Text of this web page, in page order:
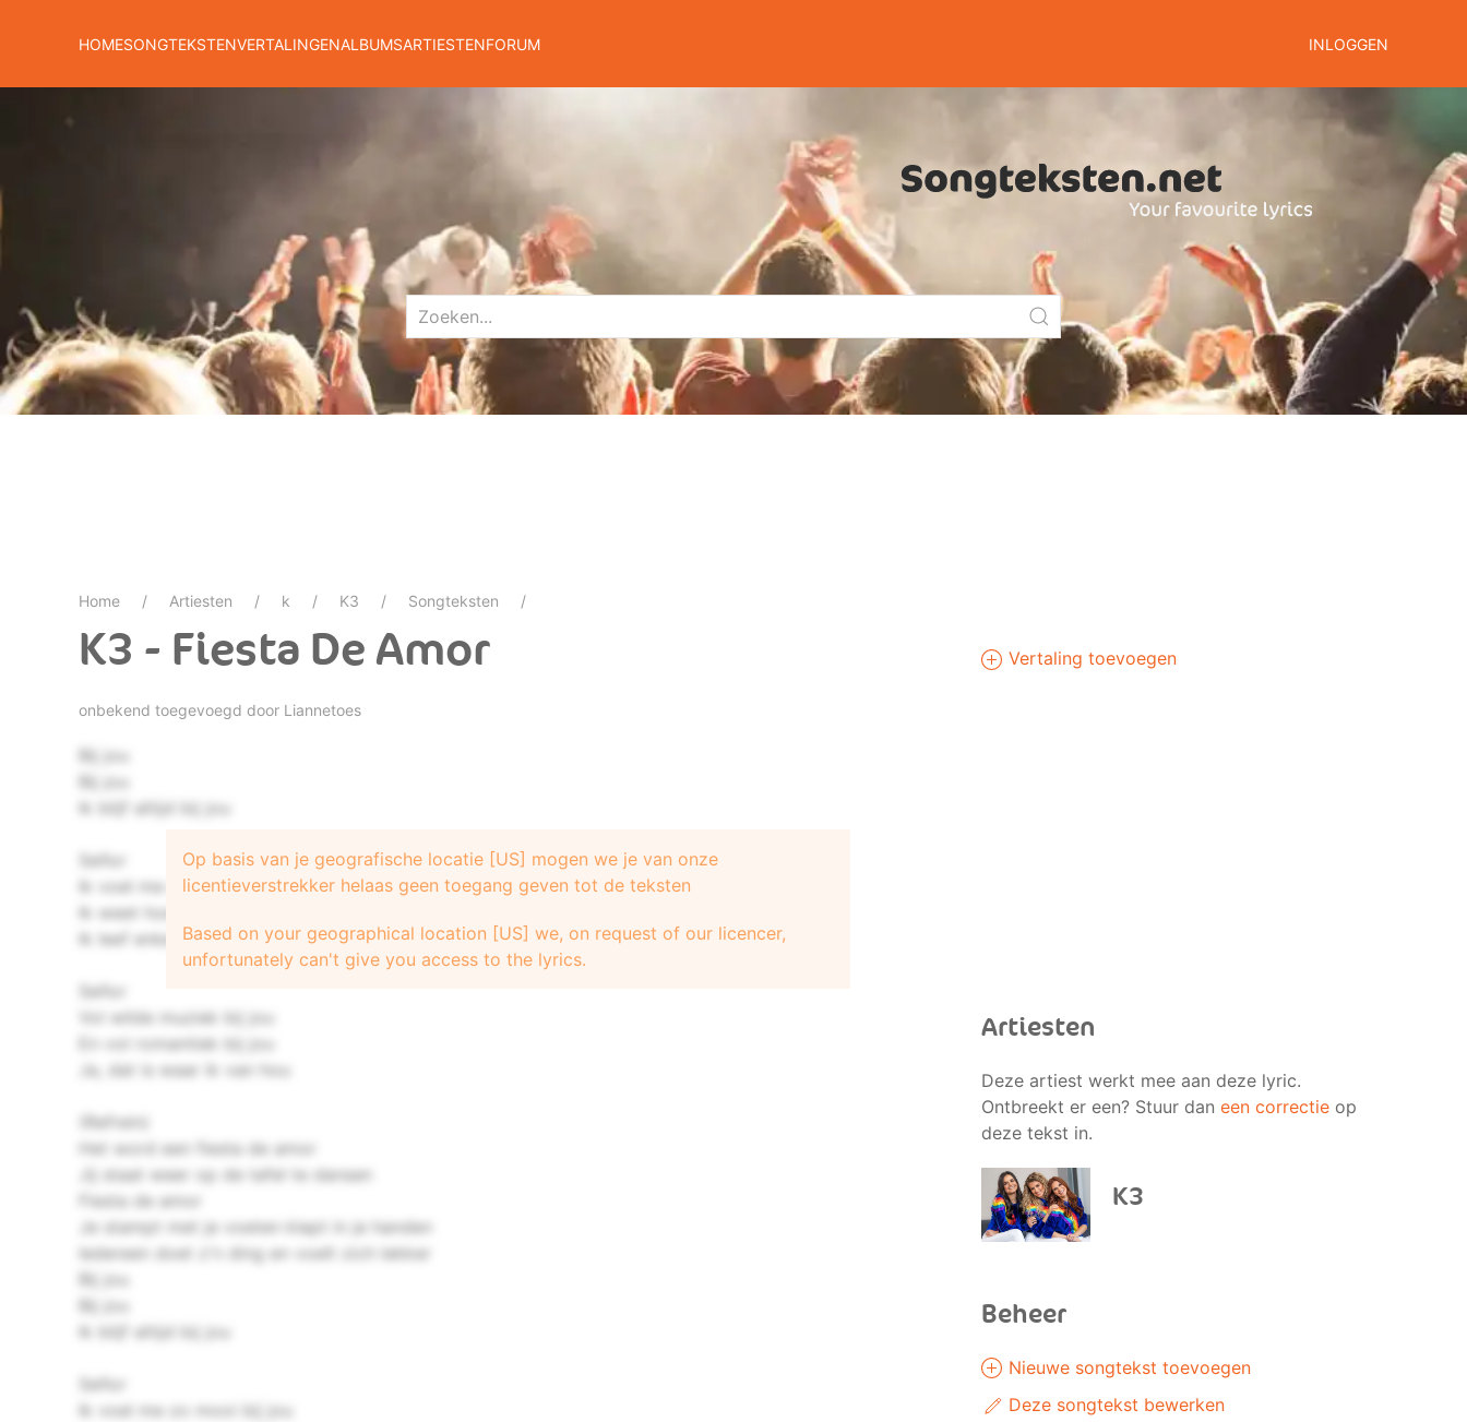
HOMESONGTEKSTENVERTALINGENALBUMSARTIESTENFORUM INLOGGEN
Home Artiesten k K3 Songteksten
K3 - Fiesta De Amor
onbekend toegevoegd door Liannetoes
Bij jou
Bij jou
Ik blijf altijd bij jou
Señor
Ik voel me zo goed bij jou
Ik weet hoe het moet bij jou
Ik leef enkel voor die dagen en nachten
Señor
Vol wilde muziek bij jou
En vol romantiek bij jou
Ja, dat is waar ik van hou
(Refrein)
Het word een fiesta de amor
Jij staat weer op de tafel te dansen
Fiesta de amor
Je stampt met je voeten klapt in je handen
Iedereen doet z'n ding en voelt zich lekker
Bij jou
Bij jou
Ik blijf altijd bij jou
Señor
Ik voel me zo mooi bij jou
Op basis van je geografische locatie [US] mogen we je van onze
licentieverstrekker helaas geen toegang geven tot de teksten
Based on your geographical location [US] we, on request of our licencer,
unfortunately can't give you access to the lyrics.
Vertaling toevoegen
Artiesten
Deze artiest werkt mee aan deze lyric.
Ontbreekt er een? Stuur dan een correctieop
deze tekst in.
K3
Beheer
Nieuwe songtekst toevoegen
Deze songtekst bewerken